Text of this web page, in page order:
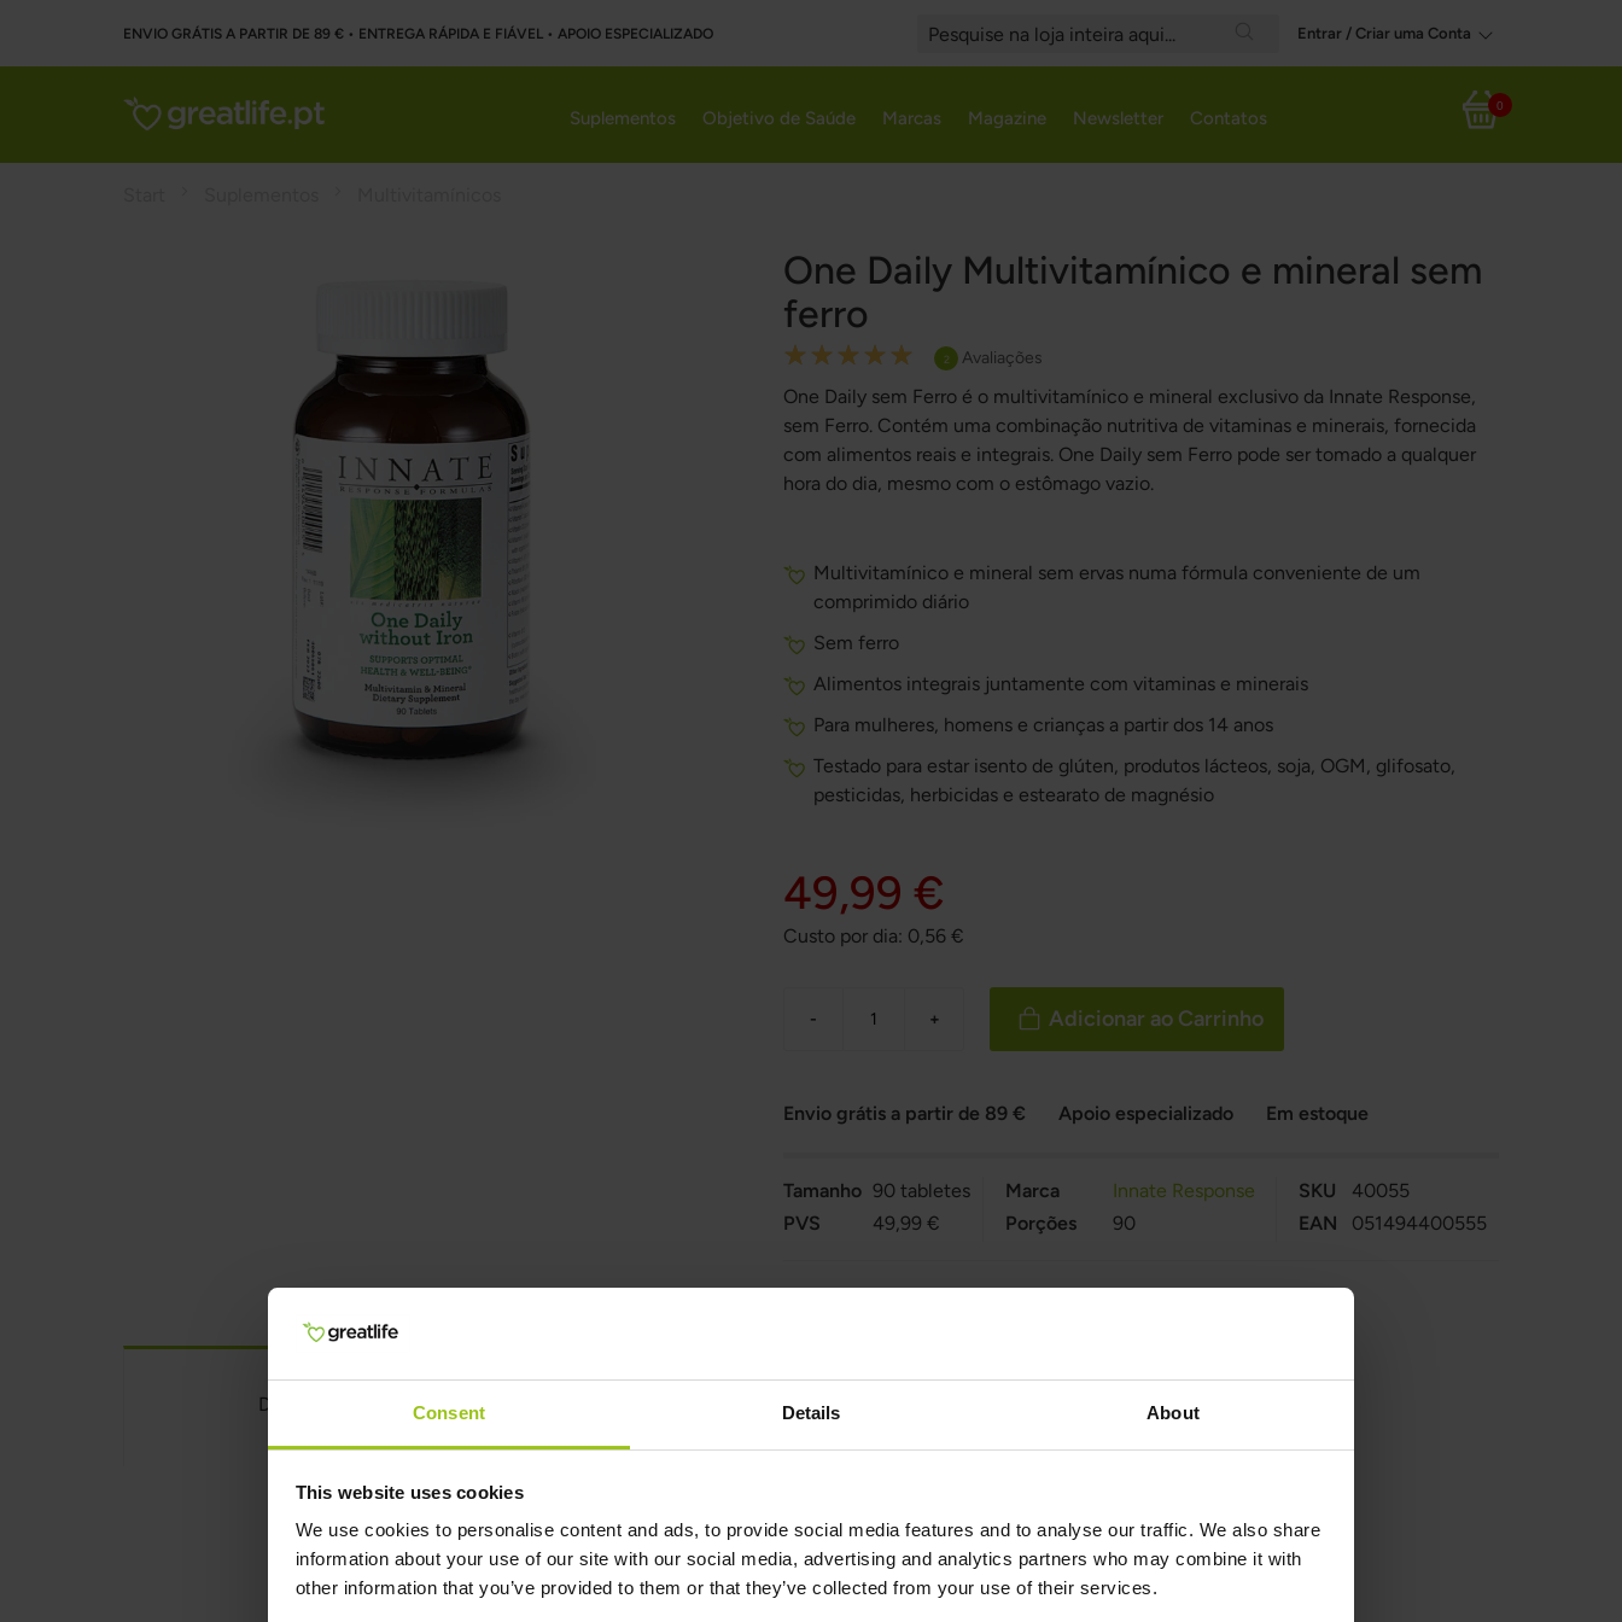
Consent Details About
This website uses cookies
We use cookies to personalise content and ads, to provide social media features and to analyse our traffic. We also share
information about your use of our site with our social media, advertising and analytics partners who may combine it with
other information that you’ve provided to them or that they’ve collected from your use of their services.
ENVIO GRÁTIS A PARTIR DE 89 € • ENTREGA RÁPIDA E FIÁVEL • APOIO ESPECIALIZADO
Search
Entrar / Criar uma Conta
Meu Carrinho
0
Suplementos Objetivo de Saúde Marcas Magazine Newsletter Contatos
One Daily Multivitamínico e mineral sem
ferro
Rating:
100
% of100
2 Avaliações
One Daily sem Ferro é o multivitamínico e mineral exclusivo da Innate Response,
sem Ferro. Contém uma combinação nutritiva de vitaminas e minerais, fornecida
com alimentos reais e integrais. One Daily sem Ferro pode ser tomado a qualquer
hora do dia, mesmo com o estômago vazio.
Multivitamínico e mineral sem ervas numa fórmula conveniente de um
comprimido diário
Sem ferro
Alimentos integrais juntamente com vitaminas e minerais
Para mulheres, homens e crianças a partir dos 14 anos
Testado para estar isento de glúten, produtos lácteos, soja, OGM, glifosato,
pesticidas, herbicidas e estearato de magnésio
49,99 €
Custo por dia: 0,56€
- + Adicionar ao Carrinho
Envio grátis a partir de 89 € Apoio especializado Em estoque
Tamanho 90 tabletes
PVS
49,99 €
Marca
Innate Response
Porções
90
SKU
40055
EAN
051494400555
Detalhes
One Daily Multivitamínico e mineral sem ferro